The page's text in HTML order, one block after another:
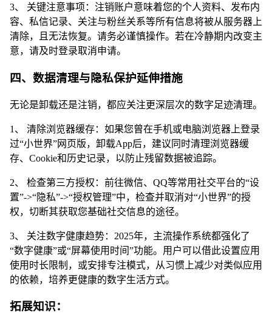
3、 关键注意事项：注销账户意味着您的个人资料、发布内
容、私信记录、关注与粉丝关系等所有信息将被从服务器上
清除，且无法恢复。请务必谨慎操作。若在冷静期内改变主
意，请及时登录取消申请。
四、数据清理与隐私保护延伸措施
无论是卸载还是注销，都应关注更深层次的数字足迹清理。
1、 清除浏览器缓存：如果您曾在手机或电脑浏览器上登录
过“小世界”网页版，卸载App后，建议同时清理浏览器缓
存、Cookie和历史记录，以防止残留数据被追踪。
2、 检查第三方授权：前往微信、QQ等常用社交平台的“设
置”->“隐私”->“授权管理”中，检查并取消对“小世界”的授
权，切断其获取您基础社交信息的途径。
3、 关注数字健康趋势：2025年，主流操作系统都强化了
“数字健康”或“屏幕使用时间”功能。用户可以借此设置应用
使用时长限制，或安排专注模式，从习惯上减少对类似应用
的依赖，培养更健康的数字生活方式。
拓展知识：